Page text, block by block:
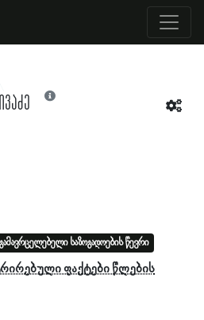
საზოგადოების წევრი